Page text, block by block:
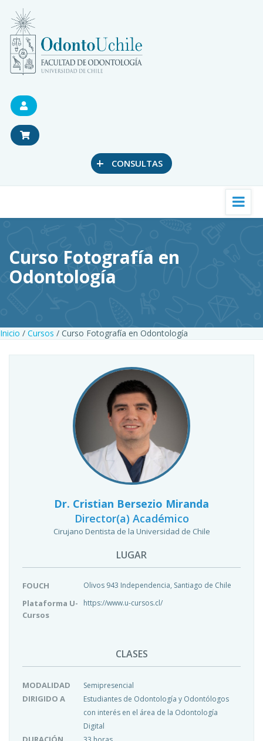
+ CONSULTAS
Curso Fotografía en
Odontología
Inicio / Cursos / Curso Fotografía en Odontología
Dr. Cristian Bersezio Miranda
Director(a) Académico
Cirujano Dentista de la Universidad de Chile
LUGAR
FOUCH Olivos 943 Independencia, Santiago de Chile
Plataforma U-
Cursos
https://www.u-cursos.cl/
CLASES
MODALIDAD Semipresencial
DIRIGIDO A
Estudiantes de Odontología y Odontólogos
con interés en el área de la Odontología
Digital